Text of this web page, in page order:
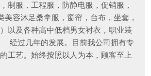
制服，工程服，防静电服，促销服，
美容沐足桑拿服，窗帘，台布，坐套，
以及各种高中低档男女衬衣，职业装
过几年的发展。目前我公司拥有专
工艺。始终按照以人为本，顾客至上